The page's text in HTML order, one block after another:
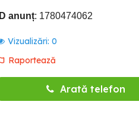
ID anunț: 1780474062
Vizualizări: 0
Raportează
Arată telefon